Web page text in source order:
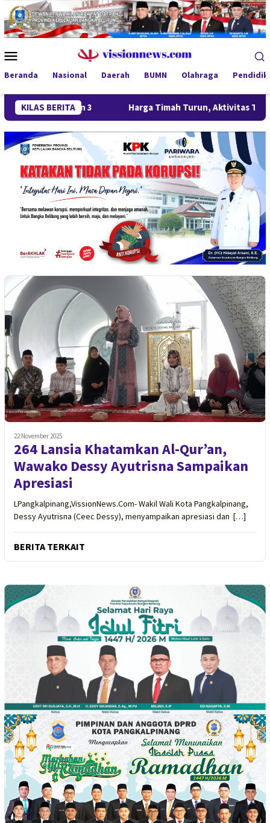
Loncat
ke
konten
Mobile
Beranda Nasional Daerah BUMN Olahraga
KILAS BERITA
1 dan 3 Harga Timah Turun, Aktivitas Tambang di
22 November 2025
264 Lansia Khatamkan Al-Qur’an,
Wawako Dessy Ayutrisna Sampaikan
Apresiasi
LPangkalpinang,VissionNews.Com- Wakil Wali Kota Pangkalpinang,
Dessy Ayutrisna (Ceec Dessy), menyampaikan apresiasi dan […]
BERITA TERKAIT